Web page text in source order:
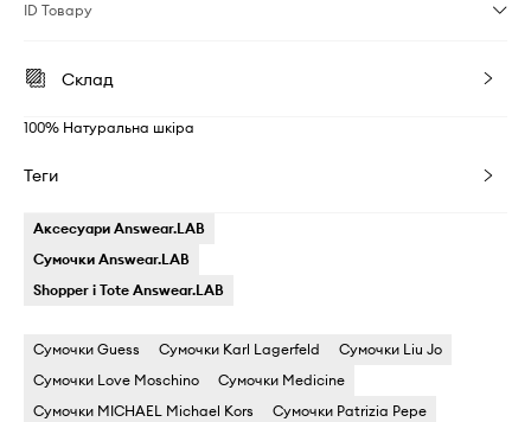
ID Товару
Склад
100% Натуральна шкіра
Теги
Аксесуари Answear.LAB
Сумочки Answear.LAB
Shopper і Tote Answear.LAB
Сумочки Guess Сумочки Karl Lagerfeld
Сумочки Liu Jo
Сумочки Love Moschino
Сумочки Medicine
Сумочки MICHAEL Michael Kors
Сумочки Patrizia Pepe